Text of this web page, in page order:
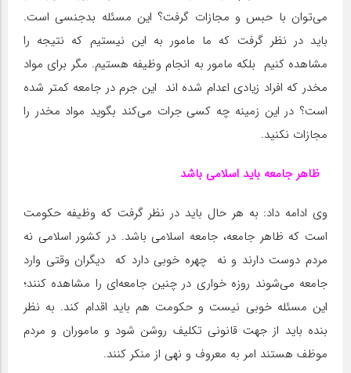
می‌توان با حبس و مجازات گرفت؟ این مسئله بدجنسی است.
باید در نظر گرفت که ما مامور به این نیستیم که نتیجه را
مشاهده کنیم بلکه مامور به انجام وظیفه هستیم. مگر برای مواد
مخدر که افراد زیادی اعدام شده اند این جرم در جامعه کمتر شده
است؟ در این زمینه چه کسی جرات می‌کند بگوید مواد مخدر را
مجازات نکنید.
ظاهر جامعه باید اسلامی باشد
وی ادامه داد: به هر حال باید در نظر گرفت که وظیفه حکومت
است که ظاهر جامعه، جامعه اسلامی باشد. در کشور اسلامی نه
مردم دوست دارند و نه چهره خوبی دارد که دیگران وقتی وارد
جامعه می‌شوند روزه خواری در چنین جامعه‌ای را مشاهده کنند؛
این مسئله خوبی نیست و حکومت هم باید اقدام کند. به نظر
بنده باید از جهت قانونی تکلیف روشن شود و ماموران و مردم
موظف هستند امر به معروف و نهی از منکر کنند.